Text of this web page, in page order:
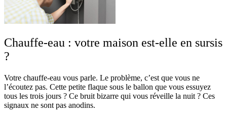
Chauffe-eau : votre maison est-elle en sursis
?
Votre chauffe-eau vous parle. Le problème, c’est que vous ne
l’écoutez pas. Cette petite flaque sous le ballon que vous essuyez
tous les trois jours ? Ce bruit bizarre qui vous réveille la nuit ? Ces
signaux ne sont pas anodins.